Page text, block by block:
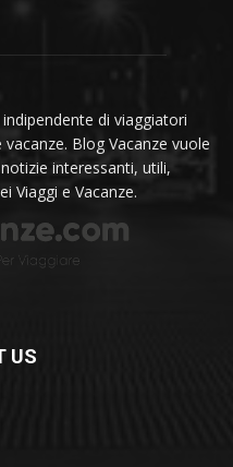
di viaggiatori
Blog Vacanze vuole
interessanti, utili,
Viaggi e Vacanze.
US